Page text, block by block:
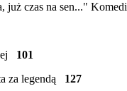
już czas na sen..."
101
za legendą 127